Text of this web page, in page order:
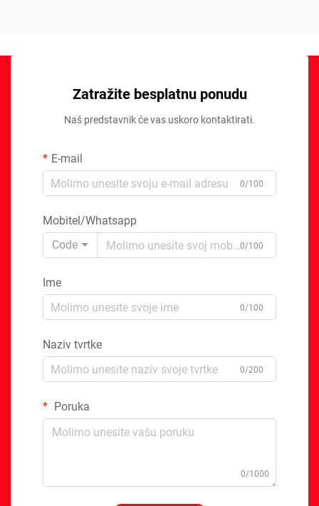
Zatražite besplatnu ponudu
Naš predstavnik će vas uskoro kontaktirati.
E-mail
0/100
Mobitel/Whatsapp
Code
0/100
Ime
0/100
Naziv tvrtke
0/200
Poruka
0/1000